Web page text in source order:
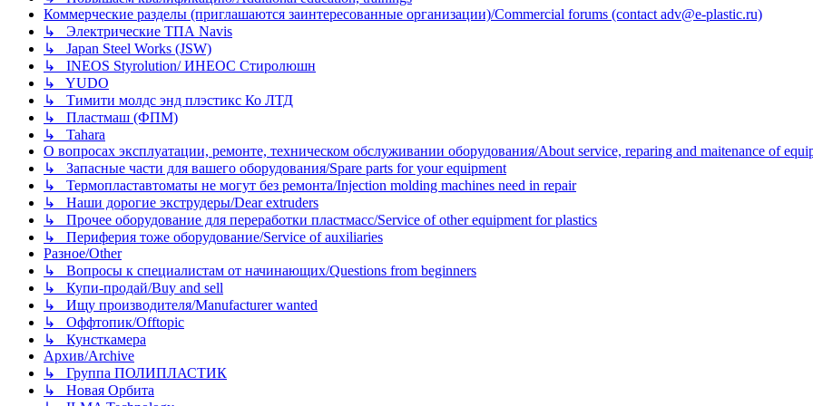
Коммерческие разделы (приглашаются заинтересованные организации)/Commercial forums (contact adv@e-plastic.ru)
↳ Электрические ТПА Navis
↳ Japan Steel Works (JSW)
↳ INEOS Styrolution/ ИНЕОС Стиролюшн
↳ YUDO
↳ Тимити молдс энд плэстикс Ко ЛТД
↳ Пластмаш (ФПМ)
↳ Tahara
О вопросах эксплуатации, ремонте, техническом обслуживании оборудования/About service, reparing and maitenance of
↳ Запасные части для вашего оборудования/Spare parts for your equipment
↳ Термопластавтоматы не могут без ремонта/Injection molding machines need in repair
↳ Наши дорогие экструдеры/Dear extruders
↳ Прочее оборудование для переработки пластмасс/Service of other equipment for plastics
↳ Периферия тоже оборудование/Service of auxiliaries
Разное/Other
↳ Вопросы к специалистам от начинающих/Questions from beginners
↳ Купи-продай/Buy and sell
↳ Ищу производителя/Manufacturer wanted
↳ Оффтопик/Offtopic
↳ Кунсткамера
Архив/Archive
↳ Группа ПОЛИПЛАСТИК
↳ Новая Орбита